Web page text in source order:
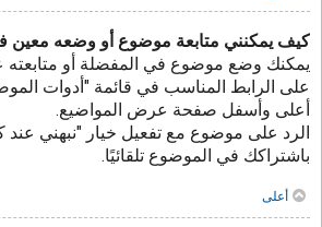
كيف يمكنني متابعة موضوع أو وضعه معين
يمكنك وضع موضوع في المفضلة أو
على الرابط المناسب في قائمة "أدوات
أعلى وأسفل صفحة عرض المواضيع.
الرد على موضوع مع تفعيل خيار "نبهني عند
باشتراكك في الموضوع تلقائيًا.
أعلى